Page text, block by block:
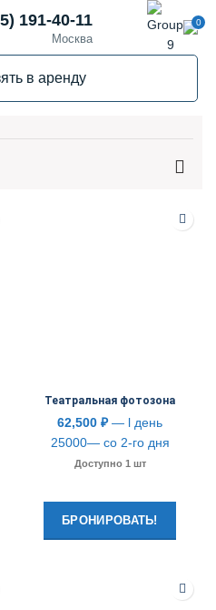
191-40-11
Москва
0
Театральная фотозона
62,500 ₽— l день
25000— со 2-го дня
Доступно 1 шт
БРОНИРОВАТЬ!